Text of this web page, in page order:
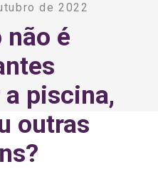
de 2022
não é
piscina,
outras